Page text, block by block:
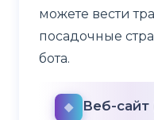
можете вести
посадочные
бота.
Веб-сайт